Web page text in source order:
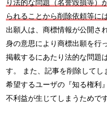
り法的な問題（名誉毀損等）
られることから削除依頼等に
出願人は、商標情報が公開さ
身の意思により商標出願を行
掲載するにあたり法的な問題
す。 また、記事を削除して
希望するユーザの『知る権利
不利益が生じてしまうためです